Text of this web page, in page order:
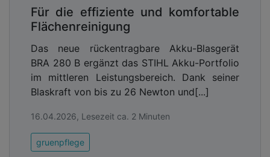
Einsätze in der Landschafts-, Garten- und
Baumpflege sowie für kommunale Arbeiten. Sie
Einsteckakkus aus dem STIHL AP-System sowie
mit den Gürteltaschen- und Rückentrageakkus des
Herstellers.
Für die effiziente und komfortable
Flächenreinigung
Das neue rückentragbare Akku-Blasgerät
BRA 280 B ergänzt das STIHL Akku-Portfolio
im mittleren Leistungsbereich. Dank seiner
Blaskraft von bis zu 26 Newton und[...]
16.04.2026, Lesezeit ca. 2 Minuten
gruenpflege